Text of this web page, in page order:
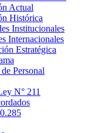
Actual
Histórica
Institucionales
Internacionales
Estratégica
Personal
N° 211